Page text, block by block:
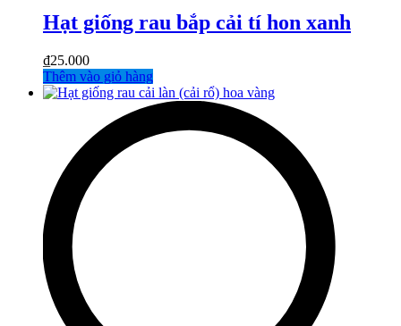
Hạt giống rau bắp cải tí hon xanh
₫25.000
Thêm vào giỏ hàng